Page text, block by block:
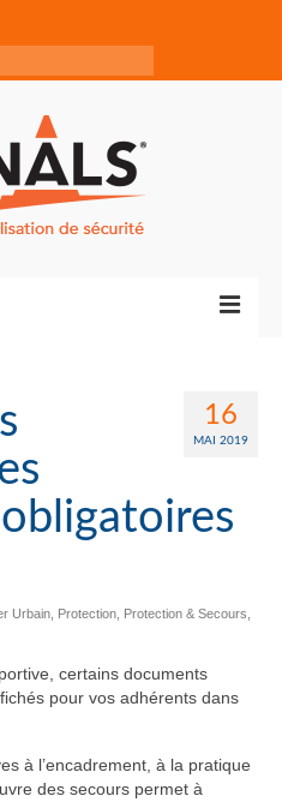
16
MAI 2019
Urbain Protection Protection & Secours
certains documents
pour vos adhérents dans
à l’encadrement, à la pratique
des secours permet à